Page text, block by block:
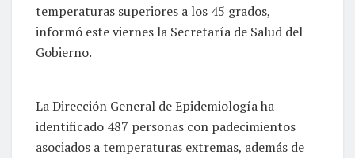
temperaturas superiores a los 45 grados,
informó este viernes la Secretaría de Salud del
Gobierno.
La Dirección General de Epidemiología ha
identificado 487 personas con padecimientos
asociados a temperaturas extremas, además de